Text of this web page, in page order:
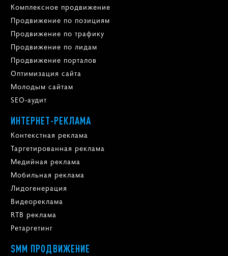
Комплексное продвижение
Продвижение по позициям
Продвижение по трафику
Продвижение по лидам
Продвижение порталов
Оптимизация сайта
Молодым сайтам
SEO-аудит
ИНТЕРНЕТ-РЕКЛАМА
Контекстная реклама
Таргетированная реклама
Медийная реклама
Мобильная реклама
Лидогенерация
Видеореклама
RTB реклама
Ретаргетинг
SMM ПРОДВИЖЕНИЕ